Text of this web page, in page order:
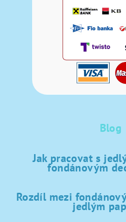
Blog
Jak pracovat s
fondánovým
Rozdíl mezi
jedlým